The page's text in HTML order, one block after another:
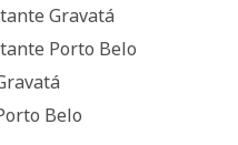
Gravatá
Porto Belo
Belo